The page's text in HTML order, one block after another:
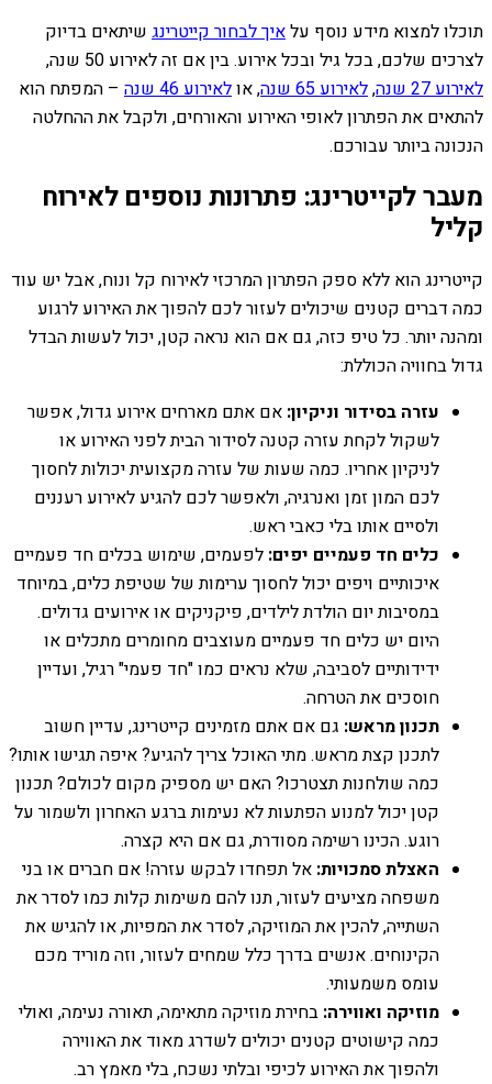
תוכלו למצוא מידע נוסף עלאיך לבחור קייטרינג שיתאים בדיוק
לצרכים שלכם, בכל גיל ובכל אירוע. בין אם זה לאירוע 50 שנה,
לאירוע 27 שנה
,לאירוע 65 שנה , אולאירוע 46 שנה
– המפתח הוא
להתאים את הפתרון לאופי האירוע והאורחים, ולקבל את ההחלטה
הנכונה ביותר עבורכם.
מעבר לקייטרינג: פתרונות נוספים לאירוח
קליל
קייטרינג הוא ללא ספק הפתרון המרכזי לאירוח קל ונוח, אבל יש עוד
כמה דברים קטנים שיכולים לעזור לכם להפוך את האירוע לרגוע
ומהנה יותר. כל טיפ כזה, גם אם הוא נראה קטן, יכול לעשות הבדל
גדול בחוויה הכוללת:
עזרה בסידור וניקיון: אם אתם מארחים אירוע גדול, אפשר
לשקול לקחת עזרה קטנה לסידור הבית לפני האירוע או
לניקיון אחריו. כמה שעות של עזרה מקצועית יכולות לחסוך
לכם המון זמן ואנרגיה, ולאפשר לכם להגיע לאירוע רעננים
ולסיים אותו בלי כאבי ראש.
כלים חד פעמיים יפים: לפעמים, שימוש בכלים חד פעמיים
איכותיים ויפים יכול לחסוך ערימות של שטיפת כלים, במיוחד
במסיבות יום הולדת לילדים, פיקניקים או אירועים גדולים.
היום יש כלים חד פעמיים מעוצבים מחומרים מתכלים או
ידידותיים לסביבה, שלא נראים כמו "חד פעמי" רגיל, ועדיין
חוסכים את הטרחה.
תכנון מראש: גם אם אתם מזמינים קייטרינג, עדיין חשוב
לתכנן קצת מראש. מתי האוכל צריך להגיע? איפה תגישו אותו?
כמה שולחנות תצטרכו? האם יש מספיק מקום לכולם? תכנון
קטן יכול למנוע הפתעות לא נעימות ברגע האחרון ולשמור על
רוגע. הכינו רשימה מסודרת, גם אם היא קצרה.
האצלת סמכויות: אל תפחדו לבקש עזרה! אם חברים או בני
משפחה מציעים לעזור, תנו להם משימות קלות כמו לסדר את
השתייה, להכין את המוזיקה, לסדר את המפיות, או להגיש את
הקינוחים. אנשים בדרך כלל שמחים לעזור, וזה מוריד מכם
עומס משמעותי.
מוזיקה ואווירה: בחירת מוזיקה מתאימה, תאורה נעימה, ואולי
כמה קישוטים קטנים יכולים לשדרג מאוד את האווירה
ולהפוך את האירוע לכיפי ובלתי נשכח, בלי מאמץ רב.